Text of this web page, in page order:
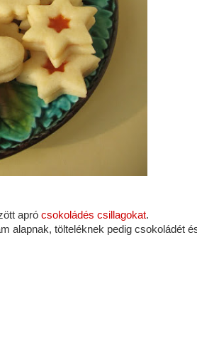
apró csokoládés csillagokat.
alapnak, tölteléknek pedig csokoládét